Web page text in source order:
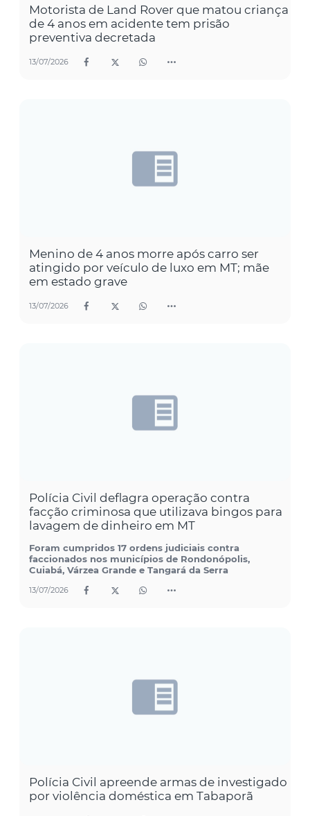
Motorista de Land Rover que matou criança
de 4 anos em acidente tem prisão
preventiva decretada
13/07/2026
Menino de 4 anos morre após carro ser
atingido por veículo de luxo em MT; mãe
em estado grave
13/07/2026
Polícia Civil deflagra operação contra
facção criminosa que utilizava bingos para
lavagem de dinheiro em MT
Foram cumpridos 17 ordens judiciais contra
faccionados nos municípios de Rondonópolis,
Cuiabá, Várzea Grande e Tangará da Serra
13/07/2026
Polícia Civil apreende armas de investigado
por violência doméstica em Tabaporã